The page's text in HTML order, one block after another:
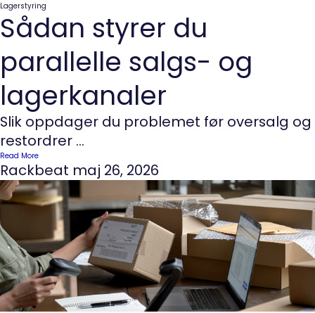
Lagerstyring
Sådan styrer du
parallelle salgs- og
lagerkanaler
Slik oppdager du problemet før oversalg og
restordrer ...
Read More
Rackbeat maj 26, 2026